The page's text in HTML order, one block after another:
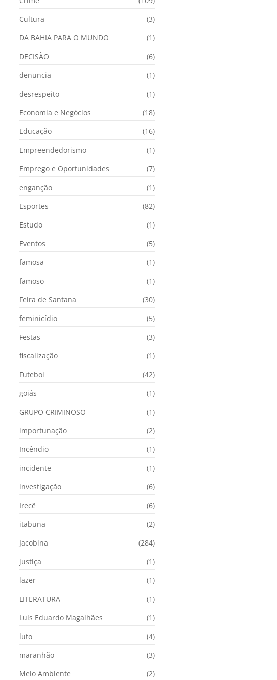
Cultura
(3)
DA BAHIA PARA O MUNDO
(1)
DECISÃO
(6)
denuncia
(1)
desrespeito
(1)
Economia e Negócios
(18)
Educação
(16)
Empreendedorismo
(1)
Emprego e Oportunidades
(7)
enganção
(1)
Esportes
(82)
Estudo
(1)
Eventos
(5)
famosa
(1)
famoso
(1)
Feira de Santana
(30)
feminicídio
(5)
Festas
(3)
fiscalização
(1)
Futebol
(42)
goiás
(1)
GRUPO CRIMINOSO
(1)
importunação
(2)
Incêndio
(1)
incidente
(1)
investigação
(6)
Irecê
(6)
itabuna
(2)
Jacobina
(284)
justiça
(1)
lazer
(1)
LITERATURA
(1)
Luís Eduardo Magalhães
(1)
luto
(4)
maranhão
(3)
Meio Ambiente
(2)